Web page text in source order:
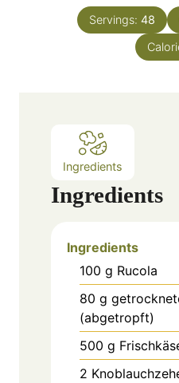
s
n
u
t
Servings: 48
Ingredients
Ingredients
Ingredients
100 g Rucola
80 g
(abgetropft)
500 g
2